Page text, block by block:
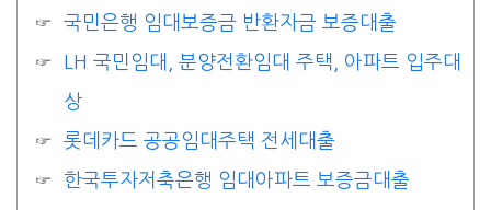
국민은행 임대보증금 반환자금 보증대출
LH 국민임대, 분양전환임대 주택, 아파트 입주대
상
롯데카드 공공임대주택 전세대출
한국투자저축은행 임대아파트 보증금대출